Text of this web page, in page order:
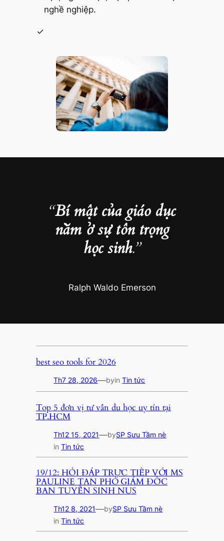
nghề nghiệp.
“Bí mật của giáo dục
nằm ở sự tôn trọng
học sinh.”
Ralph Waldo Emerson
best seo tools for 2026
Th7 28, 2026—byinTin tức
Top 5 đơn vị tư vấn du học uy tín tại
TP.HCM
Th12 15, 2021—bySP Sưu Tầm nè
inTin tức
19/12: HỎI ĐÁP TRỰC TIẾP VỚI MS
PAULINE TAN PHÓ GIÁM ĐỐC
BAN TUYỂN SINH NUS
Th12 8, 2021—bySP Sưu Tầm nè
inTin tức